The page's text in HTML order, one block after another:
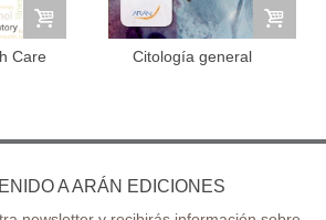
Care
Citología general
A ARÁN EDICIONES